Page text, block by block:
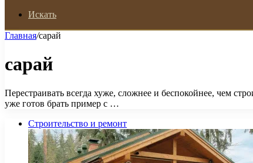
Искать
Главная/сарай
сарай
Перестраивать всегда хуже, сложнее и беспокойнее, чем
уже готов брать пример с …
Строительство и ремонт